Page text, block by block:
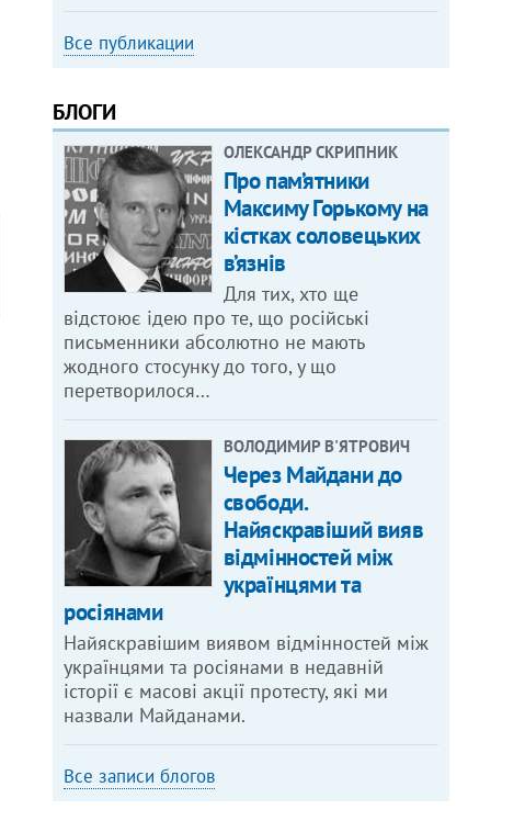
Все публикации
БЛОГИ
ОЛЕКСАНДР СКРИПНИК
Про пам’ятники
Максиму Горькому на
кістках соловецьких
в’язнів
Для тих, хто ще
відстоює ідею про те, що російські
письменники абсолютно не мають
жодного стосунку до того, у що
перетворилося…
ВОЛОДИМИР В'ЯТРОВИЧ
Через Майдани до
свободи.
Найяскравіший вияв
відмінностей між
українцями та
росіянами
Найяскравішим виявом відмінностей між
українцями та росіянами в недавній
історії є масові акції протесту, які ми
назвали Майданами.
Все записи блогов